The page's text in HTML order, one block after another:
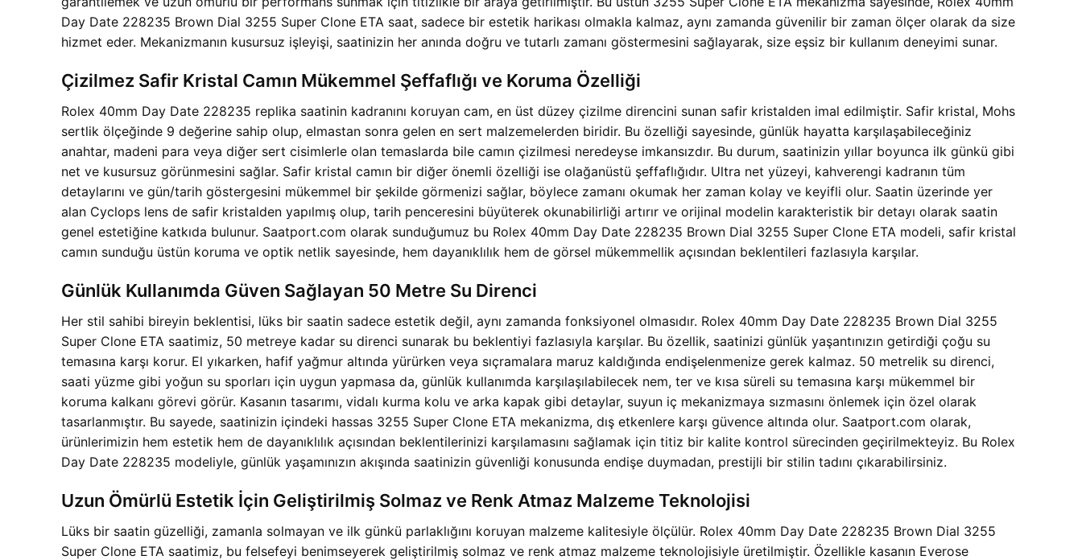
Day Date 228235 Brown Dial 3255 Super Clone ETA saat, sadece bir estetik harikası olmakla kalmaz, aynı zamanda güvenilir bir zaman ölçer olarak da size
hizmet eder. Mekanizmanın kusursuz işleyişi, saatinizin her anında doğru ve tutarlı zamanı göstermesini sağlayarak, size eşsiz bir kullanım deneyimi sunar.
Çizilmez Safir Kristal Camın Mükemmel Şeffaflığı ve Koruma Özelliği
Rolex 40mm Day Date 228235 replika saatinin kadranını koruyan cam, en üst düzey çizilme direncini sunan safir kristalden imal edilmiştir. Safir kristal, Mohs
sertlik ölçeğinde 9 değerine sahip olup, elmastan sonra gelen en sert malzemelerden biridir. Bu özelliği sayesinde, günlük hayatta karşılaşabileceğiniz
anahtar, madeni para veya diğer sert cisimlerle olan temaslarda bile camın çizilmesi neredeyse imkansızdır. Bu durum, saatinizin yıllar boyunca ilk günkü gibi
net ve kusursuz görünmesini sağlar. Safir kristal camın bir diğer önemli özelliği ise olağanüstü şeffaflığıdır. Ultra net yüzeyi, kahverengi kadranın tüm
detaylarını ve gün/tarih göstergesini mükemmel bir şekilde görmenizi sağlar, böylece zamanı okumak her zaman kolay ve keyifli olur. Saatin üzerinde yer
alan Cyclops lens de safir kristalden yapılmış olup, tarih penceresini büyüterek okunabilirliği artırır ve orijinal modelin karakteristik bir detayı olarak saatin
genel estetiğine katkıda bulunur. Saatport.com olarak sunduğumuz bu Rolex 40mm Day Date 228235 Brown Dial 3255 Super Clone ETA modeli, safir kristal
camın sunduğu üstün koruma ve optik netlik sayesinde, hem dayanıklılık hem de görsel mükemmellik açısından beklentileri fazlasıyla karşılar.
Günlük Kullanımda Güven Sağlayan 50 Metre Su Direnci
Her stil sahibi bireyin beklentisi, lüks bir saatin sadece estetik değil, aynı zamanda fonksiyonel olmasıdır. Rolex 40mm Day Date 228235 Brown Dial 3255
Super Clone ETA saatimiz, 50 metreye kadar su direnci sunarak bu beklentiyi fazlasıyla karşılar. Bu özellik, saatinizi günlük yaşantınızın getirdiği çoğu su
temasına karşı korur. El yıkarken, hafif yağmur altında yürürken veya sıçramalara maruz kaldığında endişelenmenize gerek kalmaz. 50 metrelik su direnci,
saati yüzme gibi yoğun su sporları için uygun yapmasa da, günlük kullanımda karşılaşılabilecek nem, ter ve kısa süreli su temasına karşı mükemmel bir
koruma kalkanı görevi görür. Kasanın tasarımı, vidalı kurma kolu ve arka kapak gibi detaylar, suyun iç mekanizmaya sızmasını önlemek için özel olarak
tasarlanmıştır. Bu sayede, saatinizin içindeki hassas 3255 Super Clone ETA mekanizma, dış etkenlere karşı güvence altında olur. Saatport.com olarak,
ürünlerimizin hem estetik hem de dayanıklılık açısından beklentilerinizi karşılamasını sağlamak için titiz bir kalite kontrol sürecinden geçirilmekteyiz. Bu Rolex
Day Date 228235 modeliyle, günlük yaşamınızın akışında saatinizin güvenliği konusunda endişe duymadan, prestijli bir stilin tadını çıkarabilirsiniz.
Uzun Ömürlü Estetik İçin Geliştirilmiş Solmaz ve Renk Atmaz Malzeme Teknolojisi
Lüks bir saatin güzelliği, zamanla solmayan ve ilk günkü parlaklığını koruyan malzeme kalitesiyle ölçülür. Rolex 40mm Day Date 228235 Brown Dial 3255
Super Clone ETA saatimiz, bu felsefeyi benimseyerek geliştirilmiş solmaz ve renk atmaz malzeme teknolojisiyle üretilmiştir. Özellikle kasanın Everose